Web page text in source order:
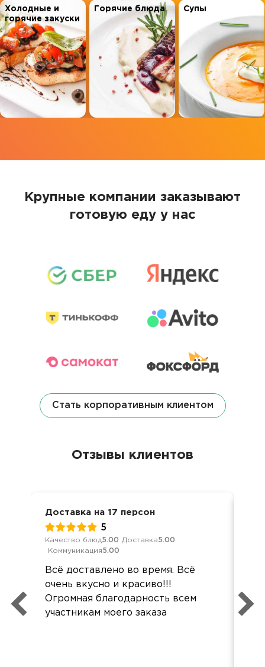
Холодные и
горячие закуски
Горячие блюда Супы
Крупные компании заказывают
готовую еду у нас
Стать корпоративным клиентом
Отзывы клиентов
Доставка на 17 персон
5
Качество блюд5.00 Доставка5.00
Коммуникация5.00
Всё доставлено во время. Всё
очень вкусно и красиво!!!
Огромная благодарность всем
участникам моего заказа